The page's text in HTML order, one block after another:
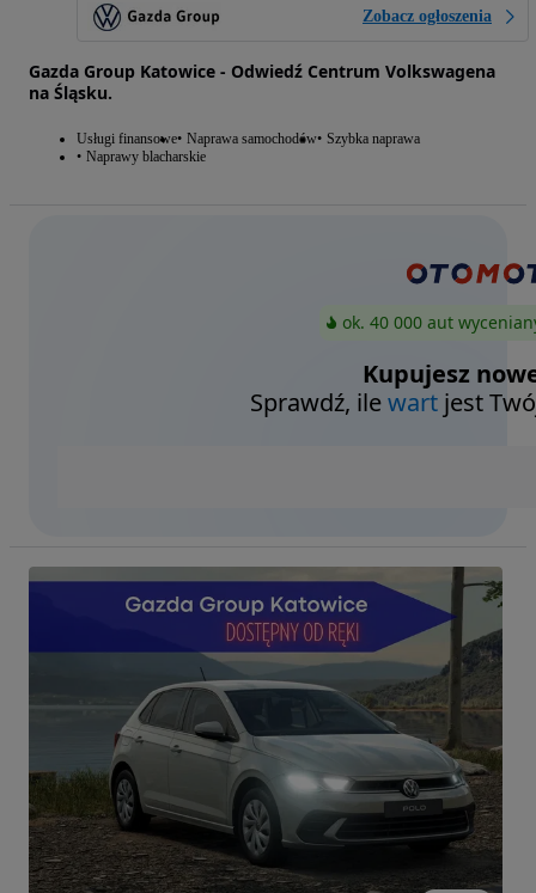
Zobacz ogłoszenia
Gazda Group Katowice - Odwiedź Centrum Volkswagena
na Śląsku.
Usługi finansowe Naprawa samochodów Szybka naprawa
Naprawy blacharskie
ok. 40 000 aut
Kupujesz
Sprawdź, ilewart jest